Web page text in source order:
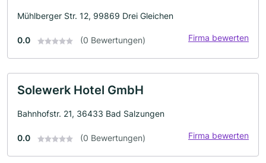
Mühlberger Str. 12, 99869 Drei Gleichen
0.0 (0 Bewertungen) Firma bewerten
Solewerk Hotel GmbH
Bahnhofstr. 21, 36433 Bad Salzungen
0.0 (0 Bewertungen) Firma bewerten